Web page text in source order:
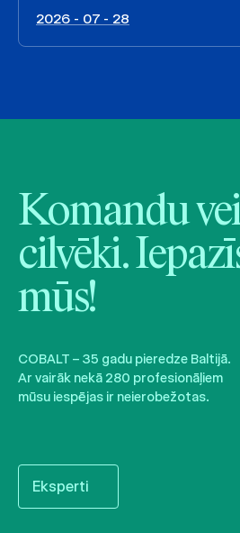
2026 - 07 - 28
Komandu
cilvēki.
mūs!
COBALT – 35 gadu pieredze Baltijā.
Ar vairāk nekā 280 profesionāļiem
mūsu iespējas ir neierobežotas.
Eksperti